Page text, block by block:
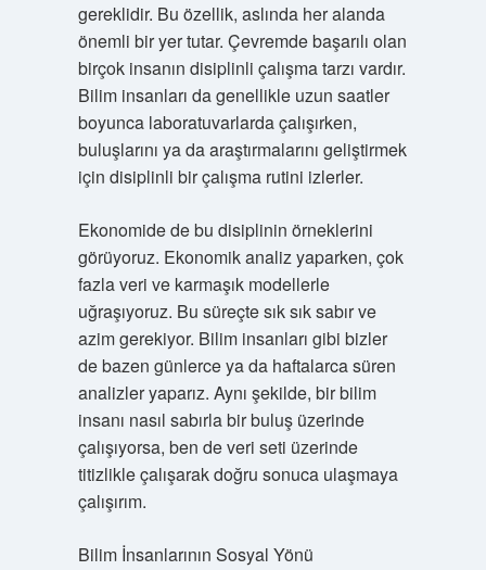
gereklidir. Bu özellik, aslında her alanda
önemli bir yer tutar. Çevremde başarılı olan
birçok insanın disiplinli çalışma tarzı vardır.
Bilim insanları da genellikle uzun saatler
boyunca laboratuvarlarda çalışırken,
buluşlarını ya da araştırmalarını geliştirmek
için disiplinli bir çalışma rutini izlerler.
Ekonomide de bu disiplinin örneklerini
görüyoruz. Ekonomik analiz yaparken, çok
fazla veri ve karmaşık modellerle
uğraşıyoruz. Bu süreçte sık sık sabır ve
azim gerekiyor. Bilim insanları gibi bizler
de bazen günlerce ya da haftalarca süren
analizler yaparız. Aynı şekilde, bir bilim
insanı nasıl sabırla bir buluş üzerinde
çalışıyorsa, ben de veri seti üzerinde
titizlikle çalışarak doğru sonuca ulaşmaya
çalışırım.
Bilim İnsanlarının Sosyal Yönü